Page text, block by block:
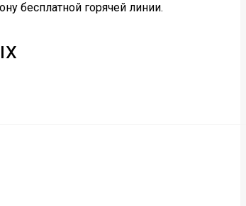
бесплатной горячей линии.